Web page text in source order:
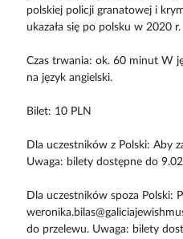
polskiej policji granatowej i
ukazała się po polsku w 2020 r.
Czas trwania: ok. 60 minut W
na język angielski.
Bilet: 10 PLN
Dla uczestników z Polski: Aby
Uwaga: bilety dostępne do
Dla uczestników spoza Polski:
do przelewu. Uwaga: bilety